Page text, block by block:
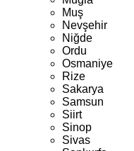
Muş
Nevşehir
Niğde
Ordu
Osmaniye
Rize
Sakarya
Samsun
Siirt
Sinop
Sivas